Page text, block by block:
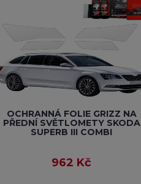
OCHRANNÁ FOLIE GRIZZ NA
PŘEDNÍ SVĚTLOMETY SKODA
SUPERB III COMBI
962 Kč